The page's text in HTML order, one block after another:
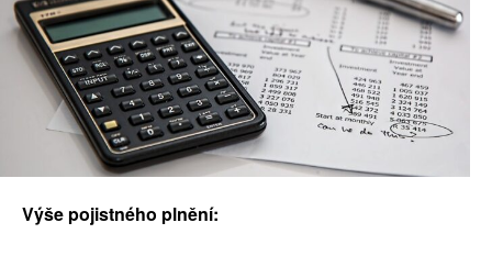
Výše pojistného plnění: